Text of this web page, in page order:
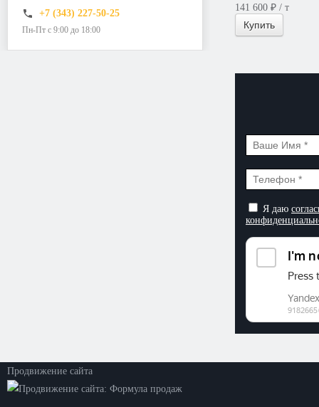
+7 (343) 227-50-25
Пн-Пт с 9:00 до 18:00
141 600 ₽ / т
Купить
Я даю
Продвижение сайта